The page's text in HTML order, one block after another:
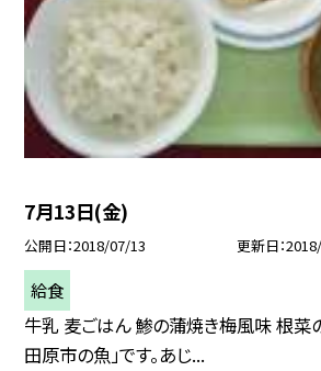
7月13日(金)
公開日 2018/07/13 更新日
給食
牛乳 麦ごはん 鯵の蒲焼き梅風味 根菜
田原市の魚」です。あじ...